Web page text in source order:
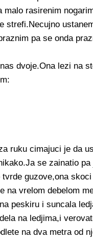
rasirenim
strefi.Necujno
pa se onda
dvoje.Ona lezi na
ruku cimajuci je da
se zainatio
guzove,ona
na vrelom debelom
peskiru i suncala
na ledjima,i
na dva metra od